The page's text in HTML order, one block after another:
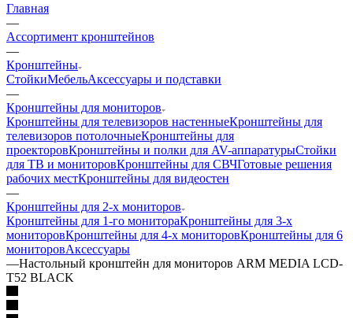
Главная
—
Ассортимент кронштейнов
—
Кронштейны
СтойкиМебельАксессуары и подставки
—
Кронштейны для мониторов
Кронштейны для телевизоров настенныеКронштейны для
телевизоров потолочныеКронштейны для
проекторовКронштейны и полки для AV-аппаратурыСтойки
для ТВ и мониторовКронштейны для СВЧГотовые решения
рабочих местКронштейны для видеостен
—
Кронштейны для 2-х мониторов
Кронштейны для 1-го монитораКронштейны для 3-х
мониторовКронштейны для 4-х мониторовКронштейны для 6
мониторовАксессуары
—Настольный кронштейн для мониторов ARM MEDIA LCD-
T52 BLACK